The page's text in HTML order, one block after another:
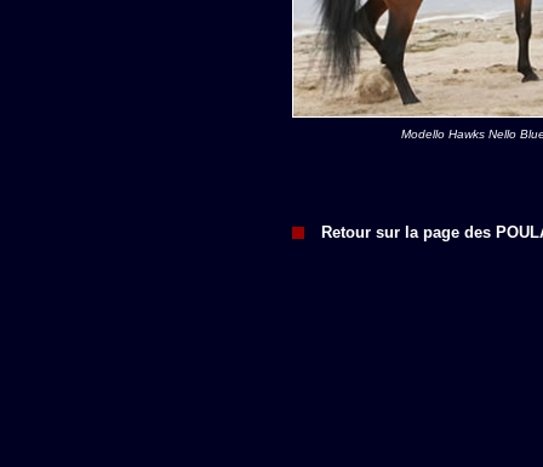
Modello Hawks Nello
Retour sur la page des